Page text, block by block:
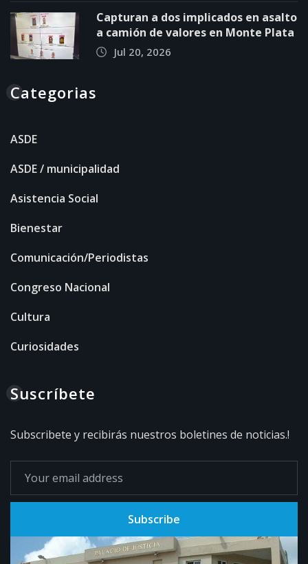
Capturan a dos implicados en asalto
a camión de valores en Monte Plata
Jul 20, 2026
Categorias
ASDE
ASDE / municipalidad
Asistencia Social
Bienestar
Comunicación/Periodistas
Congreso Nacional
Cultura
Curiosidades
Suscríbete
Subscribete y recibirás nuestros boletines de noticias.!
Subscribe